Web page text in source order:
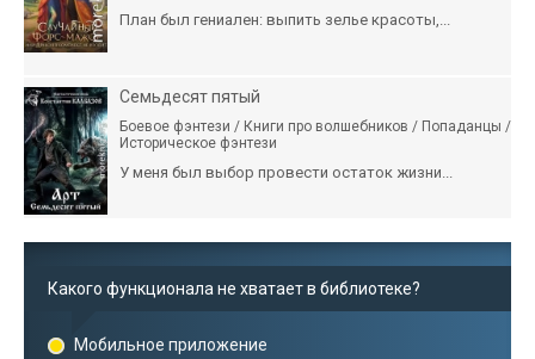
План был гениален: выпить зелье красоты,...
Семьдесят пятый
Боевое фэнтези / Книги про волшебников / Попаданцы /
Историческое фэнтези
У меня был выбор провести остаток жизни...
Какого функционала не хватает в библиотеке?
Мобильное приложение